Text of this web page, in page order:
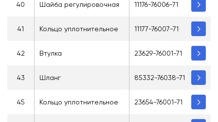
40 Шайба регулировочная 11176-76006-71
41 Кольцо уплотнительное 11177-76007-71
42 Втулка 23629-76001-71
43 Шланг 85332-76038-71
45 Кольцо уплотнительное 23654-76001-71